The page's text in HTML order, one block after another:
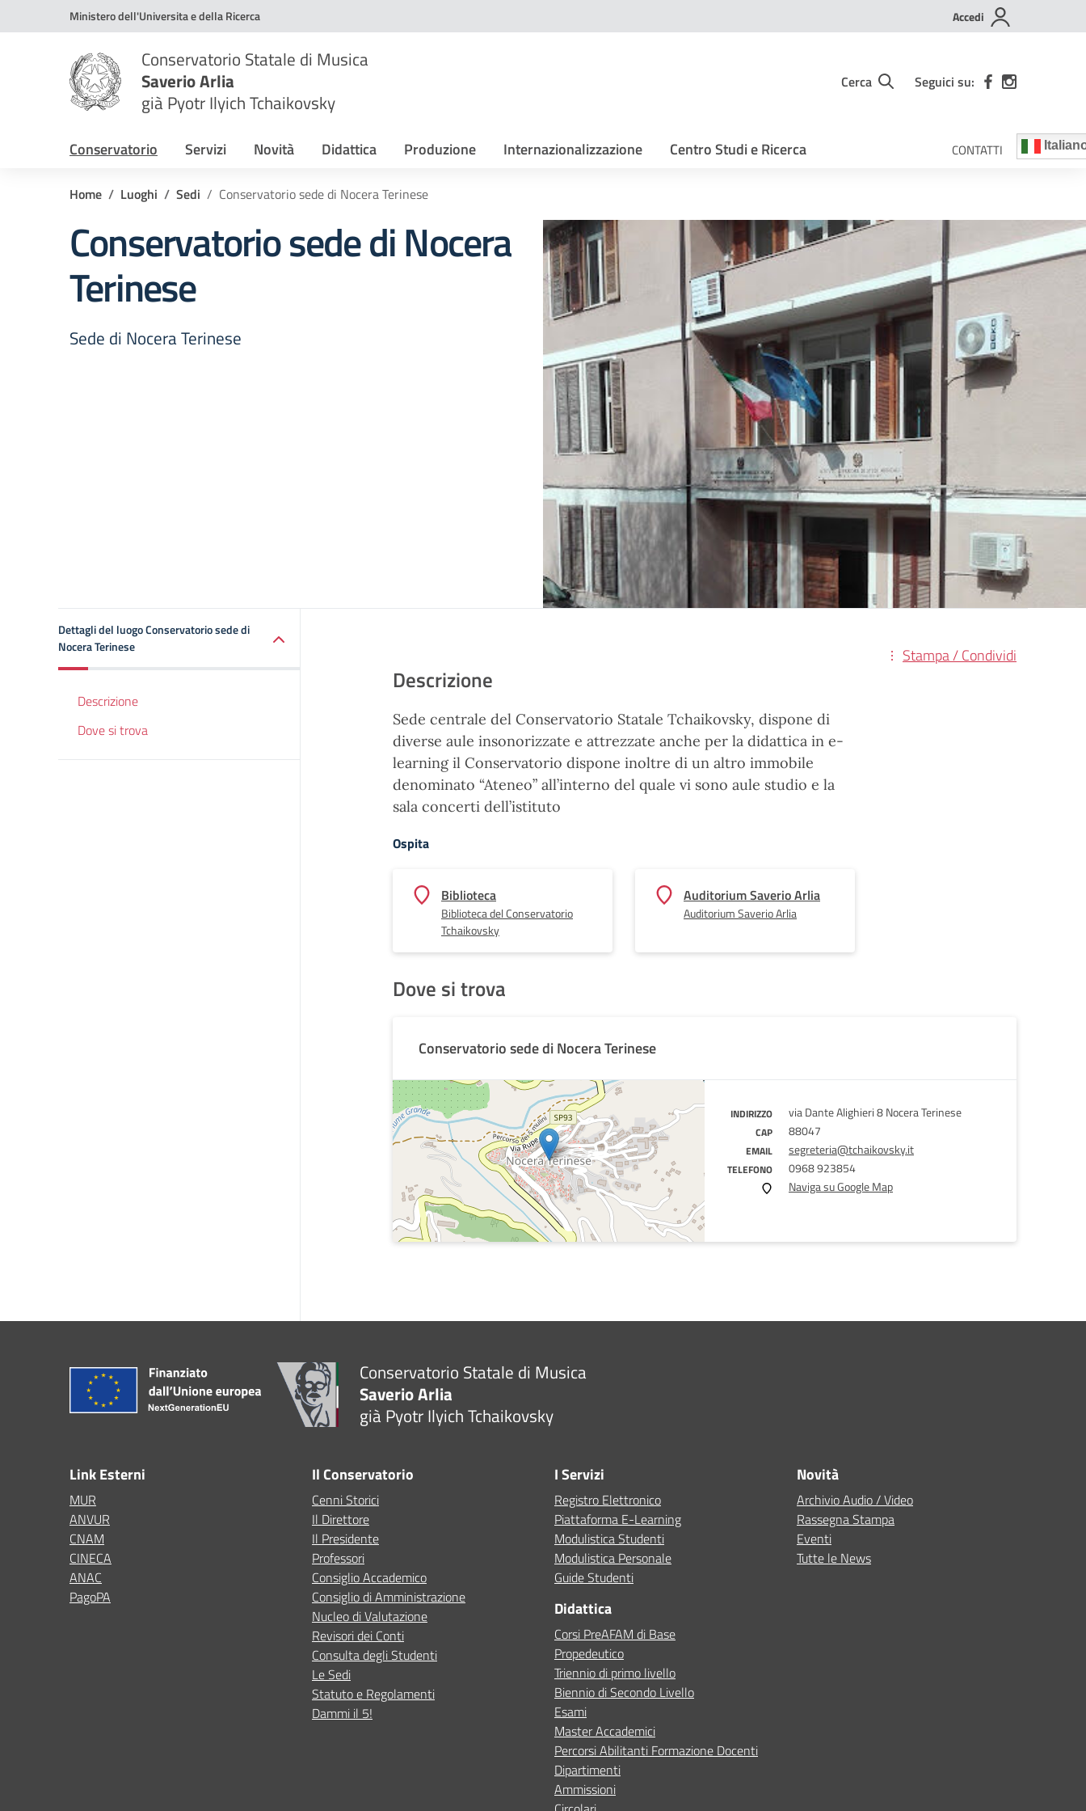
Vai ai contenuti
Vai al menu di navigazioneMinistero dell'Universita e della Ricerca Accedi
Conservatorio Statale di Musica
Saverio Arlia
già Pyotr Ilyich Tchaikovsky
Cerca Seguici su:
Conservatorio Servizi Novità Didattica Produzione Internazionalizzazione Centro Studi e Ricerca CONTATTI
Home Luoghi Sedi Conservatorio sede di Nocera Terinese
Conservatorio sede di Nocera
Terinese
Sede di Nocera Terinese
Dettagli del luogo Conservatorio sede di
Nocera Terinese
Descrizione
Dove si trova
Stampa / Condividi
Descrizione
Sede centrale del Conservatorio Statale Tchaikovsky, dispone di
diverse aule insonorizzate e attrezzate anche per la didattica in e-
learning il Conservatorio dispone inoltre di un altro immobile
denominato “Ateneo” all’interno del quale vi sono aule studio e la
sala concerti dell’istituto
Ospita
Biblioteca
Biblioteca del Conservatorio
Tchaikovsky
Auditorium Saverio Arlia
Auditorium Saverio Arlia
Dove si trova
Conservatorio sede di Nocera Terinese
INDIRIZZO via Dante Alighieri 8 Nocera Terinese
CAP 88047
EMAIL segreteria@tchaikovsky.it
TELEFONO
0968 923854
Naviga su Google Map
Conservatorio Statale di Musica
Saverio Arlia
già Pyotr Ilyich Tchaikovsky
Link Esterni
MUR
ANVUR
CNAM
CINECA
ANAC
PagoPA
Il Conservatorio
Cenni Storici
Il Direttore
Il Presidente
Professori
Consiglio Accademico
Consiglio di Amministrazione
Nucleo di Valutazione
Revisori dei Conti
Consulta degli Studenti
Le Sedi
Statuto e Regolamenti
Dammi il 5!
I Servizi
Registro Elettronico
Piattaforma E-Learning
Modulistica Studenti
Modulistica Personale
Guide Studenti
Didattica
Corsi PreAFAM di Base
Propedeutico
Triennio di primo livello
Biennio di Secondo Livello
Esami
Master Accademici
Percorsi Abilitanti Formazione Docenti
Dipartimenti
Ammissioni
Novità
Archivio Audio / Video
Rassegna Stampa
Eventi
Tutte le News